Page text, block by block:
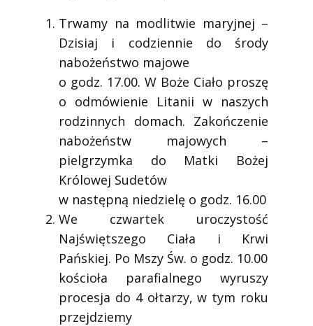
Trwamy na modlitwie maryjnej –
Dzisiaj i codziennie do środy
nabożeństwo majowe
o godz. 17.00. W Boże Ciało proszę
o odmówienie Litanii w naszych
rodzinnych domach. Zakończenie
nabożeństw majowych –
pielgrzymka do Matki Bożej
Królowej Sudetów
w następną niedzielę o godz. 16.00
We czwartek uroczystość
Najświętszego Ciała i Krwi
Pańskiej. Po Mszy Św. o godz. 10.00
kościoła parafialnego wyruszy
procesja do 4 ołtarzy, w tym roku
przejdziemy